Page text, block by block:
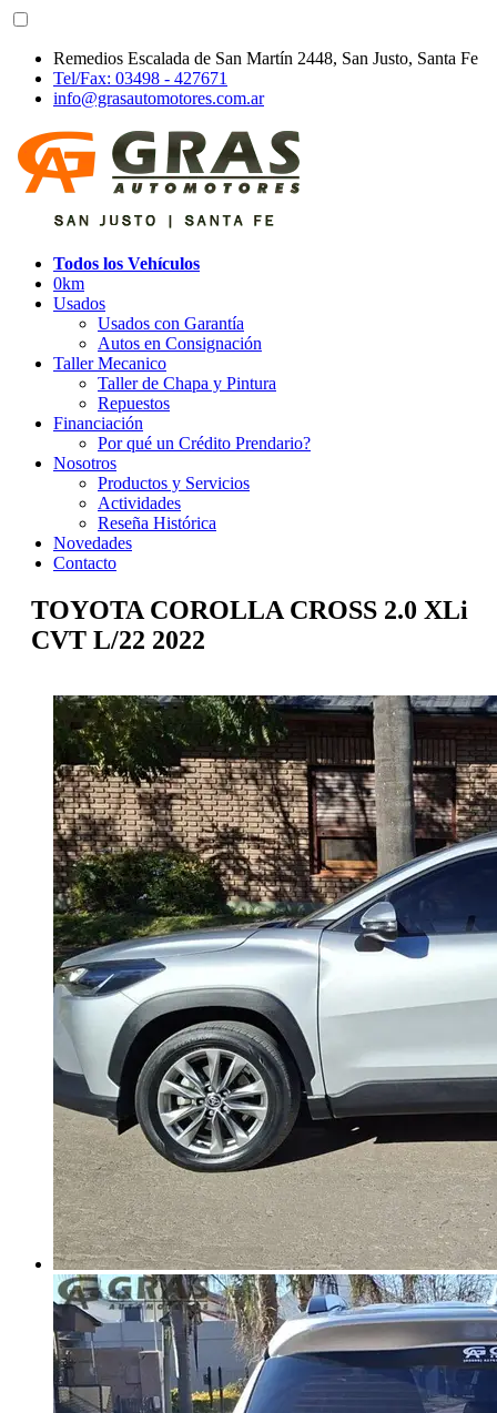
Remedios Escalada de San Martín 2448, San Justo, Santa Fe
Tel/Fax: 03498 - 427671
info@grasautomotores.com.ar
Todos los Vehículos
0km
Usados
Usados con Garantía
Autos en Consignación
Taller Mecanico
Taller de Chapa y Pintura
Repuestos
Financiación
Por qué un Crédito Prendario?
Nosotros
Productos y Servicios
Actividades
Reseña Histórica
Novedades
Contacto
TOYOTA COROLLA CROSS 2.0 XLi
CVT L/22 2022